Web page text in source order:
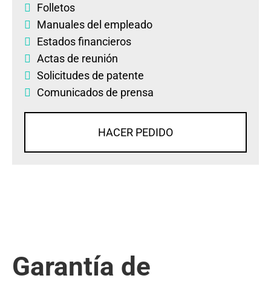
Folletos
Manuales del empleado
Estados financieros
Actas de reunión
Solicitudes de patente
Comunicados de prensa
HACER PEDIDO
Garantía de